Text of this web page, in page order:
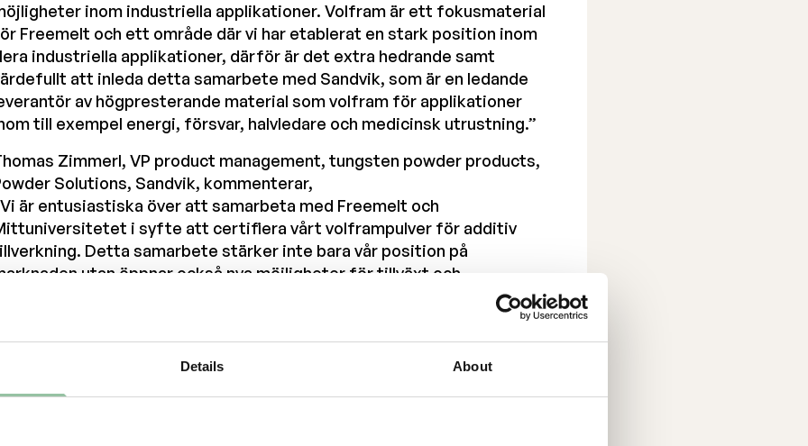
Details About
inom industriella applikationer. Volfram är ett fokusmaterial
Freemelt och ett område där vi har etablerat en stark position inom
industriella applikationer, därför är det extra hedrande samt
att inleda detta samarbete med Sandvik, som är en ledande
av högpresterande material som volfram för applikationer
till exempel energi, försvar, halvledare och medicinsk utrustning.”
Zimmerl, VP product management, tungsten powder products,
Solutions, Sandvik, kommenterar,
är entusiastiska över att samarbeta med Freemelt och
i syfte att certifiera vårt volframpulver för additiv
Detta samarbete stärker inte bara vår position på
utan öppnar också nya möjligheter för tillväxt och
“Jag är glad att vårt långsiktiga samarbete med Sandvik fortsätter.
att addera Freemelt ONE:s unika kapacitet och partnerskapet